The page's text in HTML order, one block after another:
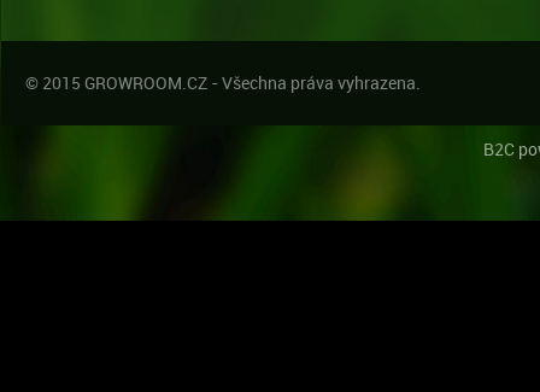
© 2015 GROWROOM.CZ - Všechna práva vyhrazena.
B2C